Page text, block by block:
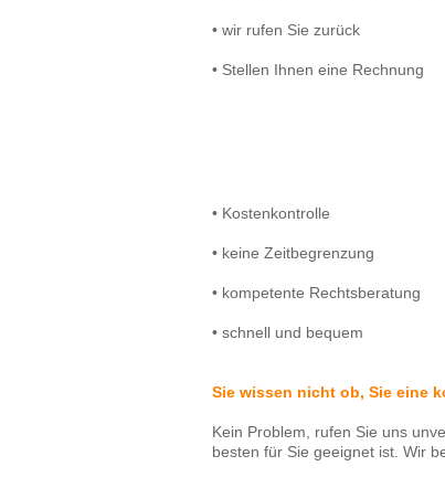
• wir rufen Sie zurück
• Stellen Ihnen eine Rechnung
• Kostenkontrolle
• keine Zeitbegrenzung
• kompetente Rechtsberatung
• schnell und bequem
Sie wissen nicht ob, Sie eine
Kein Problem, rufen Sie uns
besten für Sie geeignet ist. Wir